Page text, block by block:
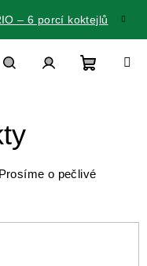
– 6 porcí koktejlů
o pečlivé